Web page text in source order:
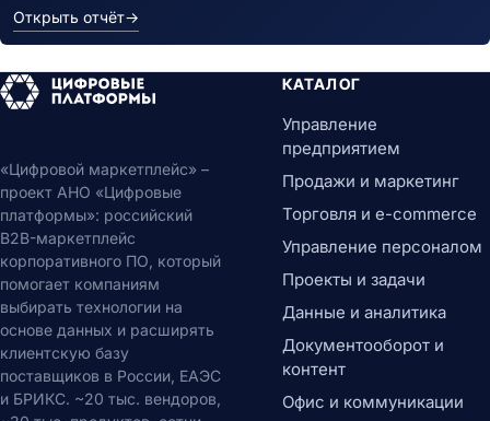
Открыть отчёт→
«Цифровой маркетплейс» –
проект АНО «Цифровые
платформы»: российский
B2B-маркетплейс
корпоративного ПО, который
помогает компаниям
выбирать технологии на
основе данных и расширять
клиентскую базу
поставщиков в России, ЕАЭС
и БРИКС. ~20 тыс. вендоров,
КАТАЛОГ
Управление
предприятием
Продажи и маркетинг
Торговля и e-commerce
Управление персоналом
Проекты и задачи
Данные и аналитика
Документооборот и
контент
Офис и коммуникации